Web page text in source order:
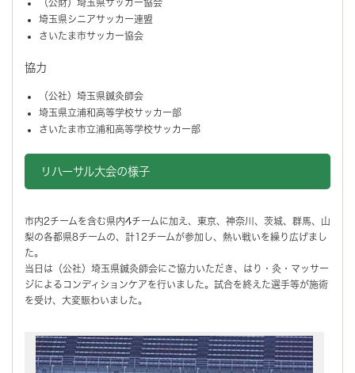
（公財）埼玉県サッカー協会
埼玉県シニアサッカー連盟
さいたま市サッカー協会
協力
（公社）埼玉県鍼灸師会
埼玉県立浦和高等学校サッカー部
さいたま市立浦和高等学校サッカー部
リハーサル大会の様子
市内2チームを含む県内4チームに加え、東京、神奈川、茨城、群馬、山
梨の各都県8チームの、計12チームが参加し、熱い戦いを繰り広げまし
た。
当日は（公社）埼玉県鍼灸師会にご協力いただき、はり・灸・マッサー
ジによるコンディションケアを行いました。試合を終えた選手等が施術
を受け、大変賑わいました。